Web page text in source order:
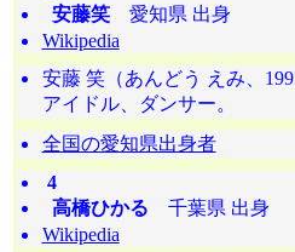
安藤笑愛知県 出身
Wikipedia
安藤 笑（あんどう えみ、
アイドル、ダンサー。
全国の愛知県出身者
4
高橋ひかる 千葉県 出身
Wikipedia